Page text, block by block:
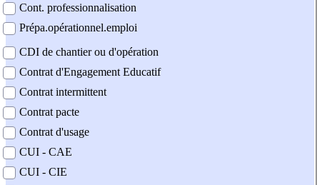
Cont. professionnalisation
Prépa.opérationnel.emploi
CDI de chantier ou d'opération
Contrat d'Engagement Educatif
Contrat intermittent
Contrat pacte
Contrat d'usage
CUI - CAE
CUI - CIE